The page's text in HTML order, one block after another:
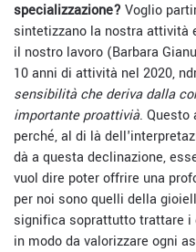
specializzazione? Voglio
sintetizzano la nostra attività
il nostro lavoro (Barbara
10 anni di attività nel 2020,
sensibilità che deriva dalla
importante proattivià. Questo
perché, al di là
dà a questa declinazione,
vuol dire poter offrire una
per noi sono quelli della
significa soprattutto trattare
in modo da valorizzare ogni